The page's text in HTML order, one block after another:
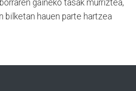
gaineko tasak murriztea,
bilketan hauen parte hartzea